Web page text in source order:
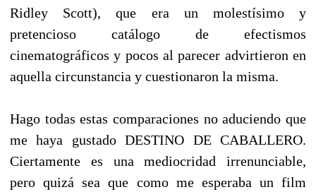
Ridley Scott), que era un molestísimo y
pretencioso catálogo de efectismos
cinematográficos y pocos al parecer advirtieron en
aquella circunstancia y cuestionaron la misma.
Hago todas estas comparaciones no aduciendo que
me haya gustado DESTINO DE CABALLERO.
Ciertamente es una mediocridad irrenunciable,
pero quizá sea que como me esperaba un film